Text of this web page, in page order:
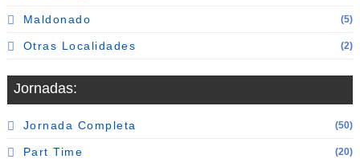
Maldonado (5)
Otras Localidades (2)
Jornadas:
Jornada Completa (50)
Part Time (20)